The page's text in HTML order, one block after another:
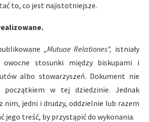
to, co jest najistotniejsze.
„Mutuae Relationes”, istniały
stosunki między biskupami i
albo stowarzyszeń. Dokument nie
początkiem w tej dziedzinie. Jednak
nim, jedni i drudzy, oddzielnie lub razem
jego treść, by przystąpić do wykonania.